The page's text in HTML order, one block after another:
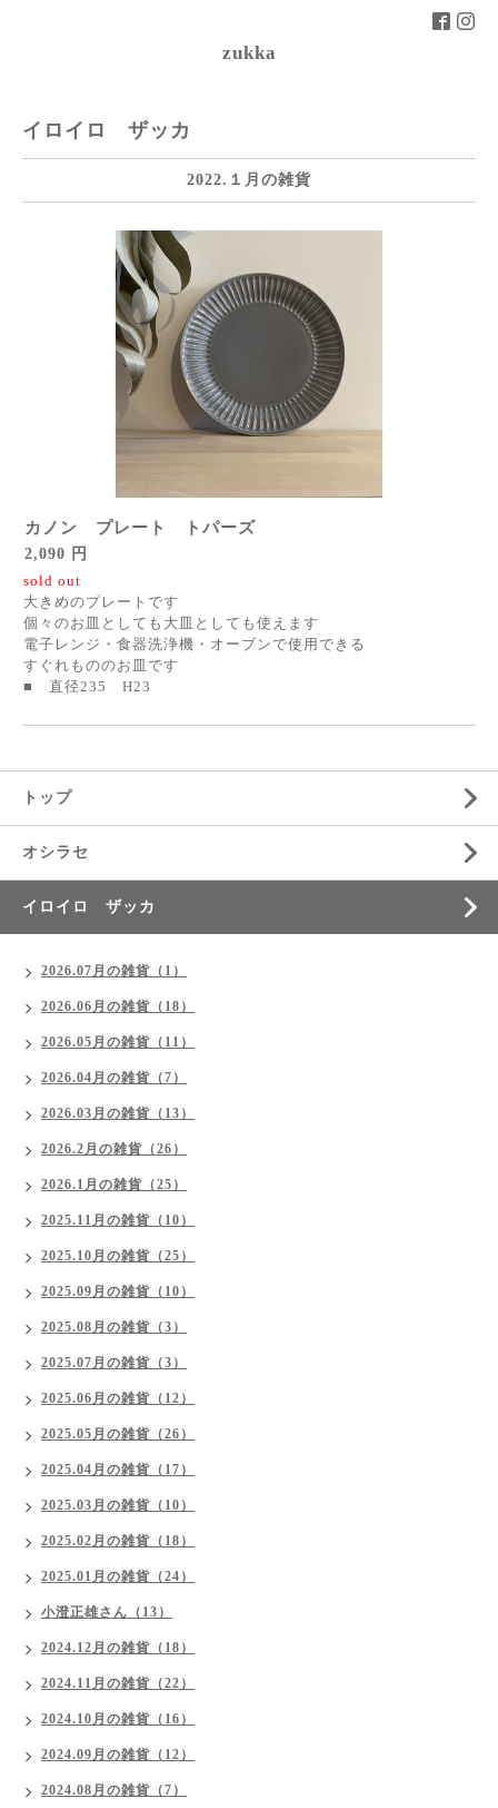
zukka
イロイロ ザッカ
2022.１月の雑貨
カノン プレート トパーズ
2,090 円
sold out
大きめのプレートです
個々のお皿としても大皿としても使えます
電子レンジ・食器洗浄機・オーブンで使用できる
すぐれもののお皿です
■ 直径235 H23
トップ
オシラセ
イロイロ ザッカ
2026.07月の雑貨（1）
2026.06月の雑貨（18）
2026.05月の雑貨（11）
2026.04月の雑貨（7）
2026.03月の雑貨（13）
2026.2月の雑貨（26）
2026.1月の雑貨（25）
2025.11月の雑貨（10）
2025.10月の雑貨（25）
2025.09月の雑貨（10）
2025.08月の雑貨（3）
2025.07月の雑貨（3）
2025.06月の雑貨（12）
2025.05月の雑貨（26）
2025.04月の雑貨（17）
2025.03月の雑貨（10）
2025.02月の雑貨（18）
2025.01月の雑貨（24）
小澄正雄さん（13）
2024.12月の雑貨（18）
2024.11月の雑貨（22）
2024.10月の雑貨（16）
2024.09月の雑貨（12）
2024.08月の雑貨（7）